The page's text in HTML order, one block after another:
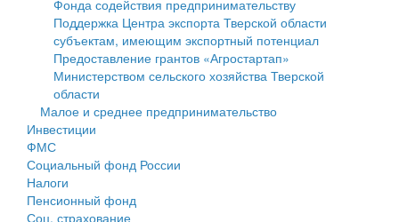
Образование
Здравоохранение
Социальная защита
Фотоальбом
Работа с обращениями граждан
Муниципальный контроль
Муниципальные услуги
Проекты административных регламентов
Антимонопольный комплаенс
Противодействие коррупции
Имущественная поддержка субъектов малого и
среднего предпринимательства
Информационная поддержка субъектов малого и
среднего предпринимательства
Муниципальные программы
Контрольно-счетная палата
Фонда содействия предпринимательству
Поддержка Центра экспорта Тверской области
субъектам, имеющим экспортный потенциал
Предоставление грантов «Агростартап»
Министерством сельского хозяйства Тверской
области
Малое и среднее предпринимательство
Инвестиции
ФМС
Социальный фонд России
Налоги
Пенсионный фонд
Соц. страхование